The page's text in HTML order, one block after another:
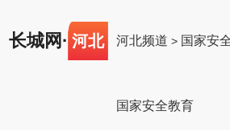
长城网 · 河北 河北频道 > 国家安
国家安全教育